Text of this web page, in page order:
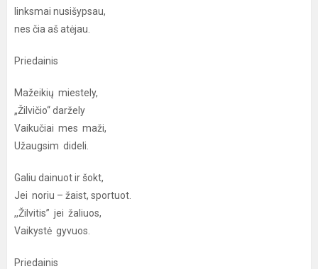
linksmai nusišypsau,
nes čia aš atėjau.
Priedainis
Mažeikių miestely,
„Žilvičio“ daržely
Vaikučiai mes maži,
Užaugsim dideli.
Galiu dainuot ir šokt,
Jei noriu – žaist, sportuot.
,,Žilvitis” jei žaliuos,
Vaikystė gyvuos.
Priedainis